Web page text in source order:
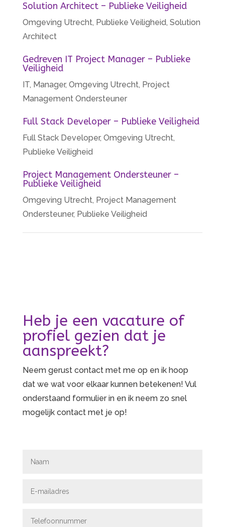
Solution Architect – Publieke Veiligheid
Omgeving Utrecht, Publieke Veiligheid, Solution
Architect
Gedreven IT Project Manager – Publieke
Veiligheid
IT, Manager, Omgeving Utrecht, Project
Management Ondersteuner
Full Stack Developer – Publieke Veiligheid
Full Stack Developer, Omgeving Utrecht,
Publieke Veiligheid
Project Management Ondersteuner –
Publieke Veiligheid
Omgeving Utrecht, Project Management
Ondersteuner, Publieke Veiligheid
Heb je een vacature of
profiel gezien dat je
aanspreekt?
Neem gerust contact met me op en ik hoop
dat we wat voor elkaar kunnen betekenen! Vul
onderstaand formulier in en ik neem zo snel
mogelijk contact met je op!